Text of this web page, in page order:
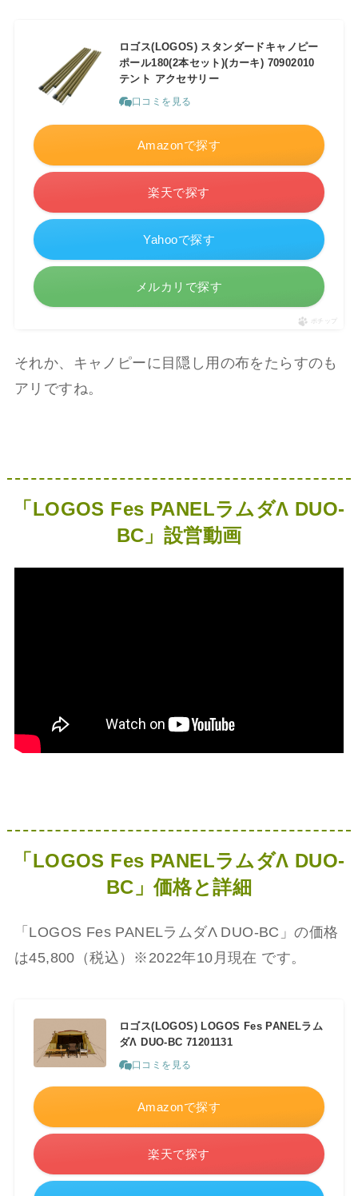
ロゴス(LOGOS) スタンダードキャノピー
ポール180(2本セット)(カーキ) 70902010
テント アクセサリー
口コミを見る
Amazonで探す
楽天で探す
Yahooで探す
メルカリで探す
ポチップ
それか、キャノピーに目隠し用の布をたらすのも
アリですね。
「LOGOS Fes PANELラムダΛ DUO-
BC」設営動画
「LOGOS Fes PANELラムダΛ DUO-
BC」価格と詳細
「LOGOS Fes PANELラムダΛ DUO-BC」の価格
は45,800（税込）※2022年10月現在 です。
ロゴス(LOGOS) LOGOS Fes PANELラム
ダΛ DUO-BC 71201131
口コミを見る
Amazonで探す
楽天で探す